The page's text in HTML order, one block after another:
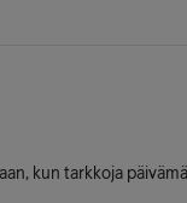
kun tarkkoja